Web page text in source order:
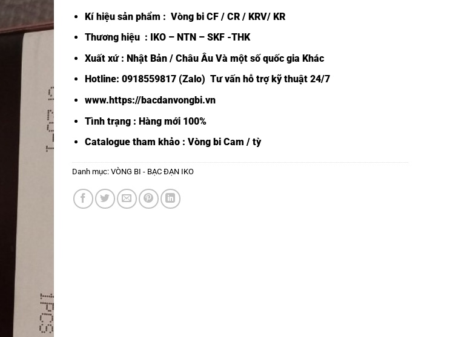
Kí hiệu sản phẩm : Vòng bi CF / CR / KRV/ KR
Thương hiệu : IKO – NTN – SKF -THK
Xuất xứ : Nhật Bản / Châu Âu Và một số quốc gia Khác
Hotline: 0918559817 (Zalo) Tư vấn hỗ trợ kỹ thuật 24/7
www.https://bacdanvongbi.vn
Tình trạng : Hàng mới 100%
Catalogue tham khảo : Vòng bi Cam / tỳ
Danh mục: VÒNG BI - BẠC ĐẠN IKO